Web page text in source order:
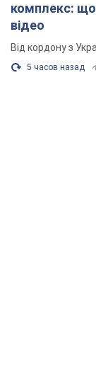
комплекс: що
відео
Від кордону з
5 часов назад